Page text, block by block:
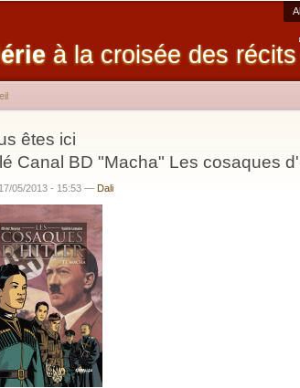
à la croisée des
êtes ici
Canal BD "Macha" Les cosaques
05/2013 - 15:53 — Dali